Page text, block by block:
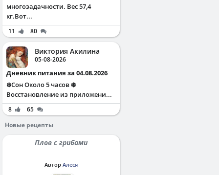
многозадачности. Вес 57,4
кг.Вот...
11 80
Виктория Акилина
05-08-2026
Дневник питания за 04.08.2026
❄️Сон Около 5 часов ❄️
Восстановление из приложени...
8
65
Новые рецепты
Плов с грибами
Автор Алеся